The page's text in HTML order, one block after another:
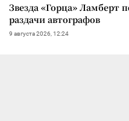
Звезда «Горца» Ламберт
раздачи автографов
9 августа 2026, 12:24